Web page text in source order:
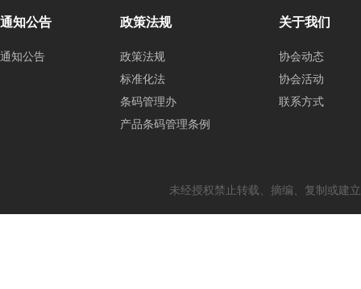
通知公告
通知公告
政策法规
政策法规
标准化法
条码管理办
产品条码管理条例
关于我们
协会动态
协会活动
联系方式
未经授权禁止转载、摘编、复制或建